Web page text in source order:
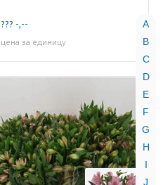
A
B
C
D
E
F
G
H
I
J
??? -,--
цена за единицу